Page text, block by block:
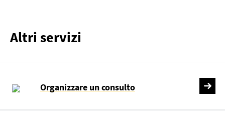
Altri servizi
Organizzare un consulto